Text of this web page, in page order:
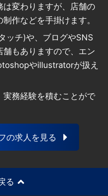
変わりますが、店舗の
作などを手掛けます。
ッチ)や、ブログやSNS
もありますので、エン
やillustratorが扱え
務経験を積むことがで
の求人を見る
る